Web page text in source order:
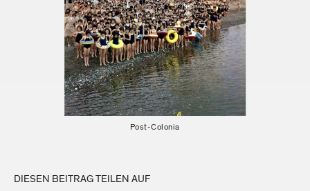
Post-Colonia
DIESEN BEITRAG TEILEN AUF